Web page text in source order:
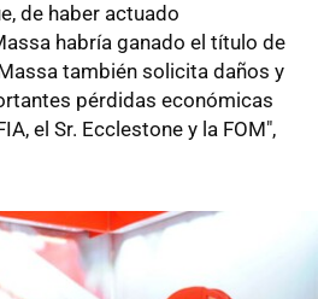
de haber actuado
habría ganado el título de
también solicita daños y
pérdidas económicas
el Sr. Ecclestone y la FOM",